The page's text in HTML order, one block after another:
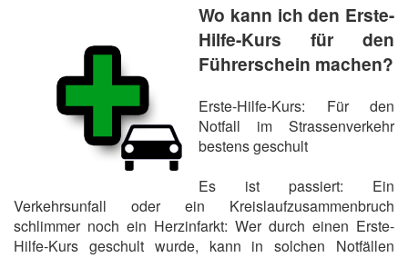
Wo kann ich den Erste-
Hilfe-Kurs für den
Führerschein machen?
Erste-Hilfe-Kurs: Für den
Notfall im Strassenverkehr
bestens geschult
Es ist passiert: Ein
Verkehrsunfall oder ein Kreislaufzusammenbruch
schlimmer noch ein Herzinfarkt: Wer durch einen Erste-
Hilfe-Kurs geschult wurde, kann in solchen Notfällen